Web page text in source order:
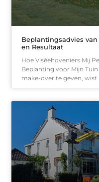
Beplantingsadvies
en Resultaat
Hoe Viséehoveniers Mij
Beplanting voor Mijn
make-over te geven, wist